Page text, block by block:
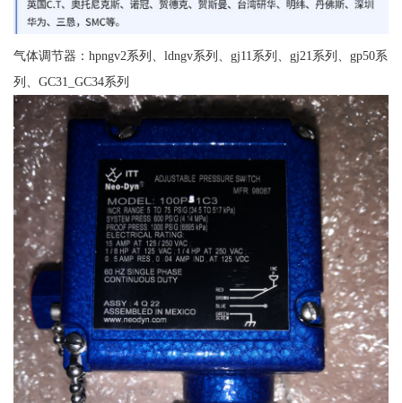
气体调节器：hpngv2系列、ldngv系列、gj11系列、gj21系列、gp50系
列、GC31_GC34系列